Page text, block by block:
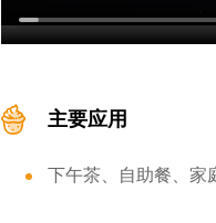
主要应用
下午茶、自助餐、家